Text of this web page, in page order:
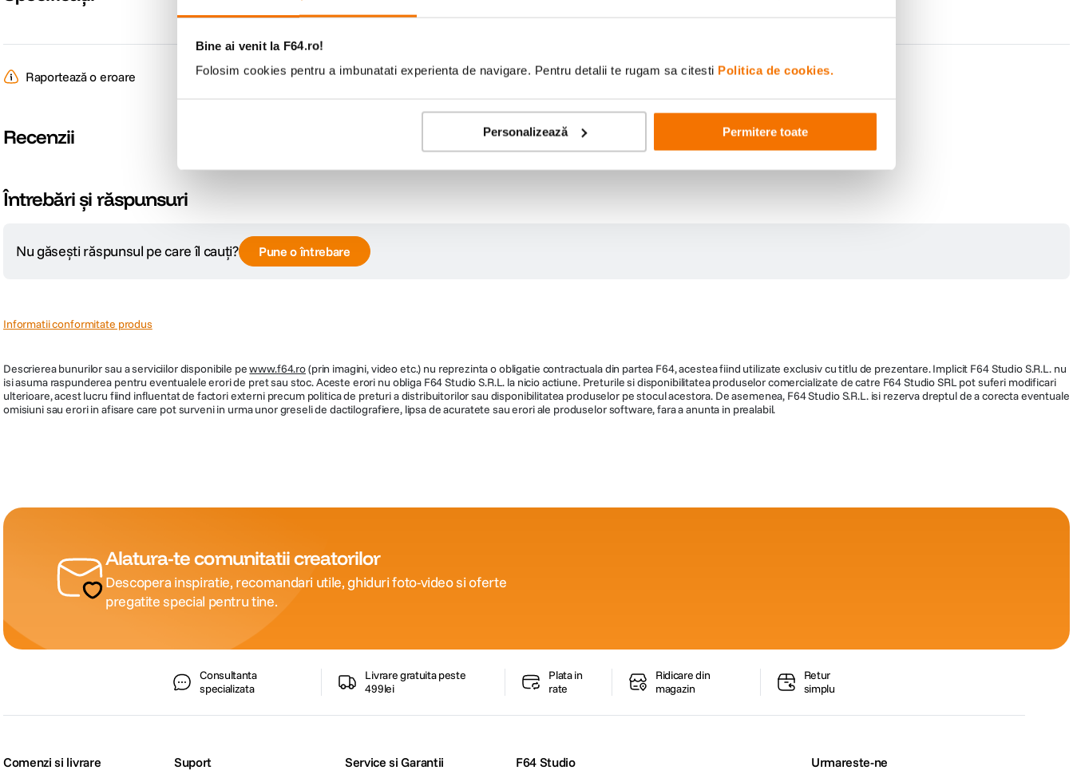
Bine ai venit la F64.ro!
Folosim cookies pentru a imbunatati experienta de navigare. Pentru detalii te rugam sa citesti Politica de cookies.
Personalizează Permitere toate
Raportează o eroare
Recenzii
Întrebări și răspunsuri
Nu găsești răspunsul pe care îl cauți? Pune o întrebare
Informatii conformitate produs
Descrierea bunurilor sau a serviciilor disponibile pewww.f64.ro(prin imagini, video etc.) nu reprezinta o obligatie contractuala din partea F64, acestea fiind utilizate exclusiv cu titlu de prezentare. Implicit F64 Studio S.R.L. nu
isi asuma raspunderea pentru eventualele erori de pret sau stoc. Aceste erori nu obliga F64 Studio S.R.L. la nicio actiune. Preturile si disponibilitatea produselor comercializate de catre F64 Studio SRL pot suferi modificari
ulterioare, acest lucru fiind influentat de factori externi precum politica de preturi a distribuitorilor sau disponibilitatea produselor pe stocul acestora. De asemenea, F64 Studio S.R.L. isi rezerva dreptul de a corecta eventuale
omisiuni sau erori in afisare care pot surveni in urma unor greseli de dactilografiere, lipsa de acuratete sau erori ale produselor software, fara a anunta in prealabil.
Alatura-te comunitatii creatorilor
Descopera inspiratie, recomandari utile, ghiduri foto-video si oferte
pregatite special pentru tine.
Consultanta
specializata
Livrare gratuita peste
499lei
Plata in
rate
Ridicare din
magazin
Retur
simplu
Comenzi si livrare Suport Service si Garantii F64 Studio Urmareste-ne